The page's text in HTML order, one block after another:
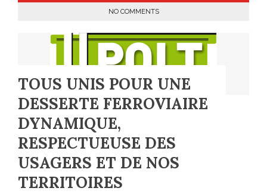
NO COMMENTS
TOUS UNIS POUR UNE
DESSERTE FERROVIAIRE
DYNAMIQUE,
RESPECTUEUSE DES
USAGERS ET DE NOS
TERRITOIRES